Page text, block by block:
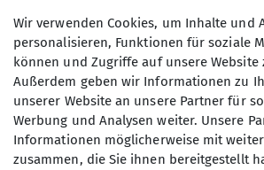
Aktuelle News aus
Hauptverband
Wir verwenden Cookies, um Inhalte und
personalisieren, Funktionen für soziale
können und Zugriffe auf unsere Website
Außerdem geben wir Informationen zu
unserer Website an unsere Partner für
Werbung und Analysen weiter. Unsere
Informationen möglicherweise mit
zusammen, die Sie ihnen bereitgestellt